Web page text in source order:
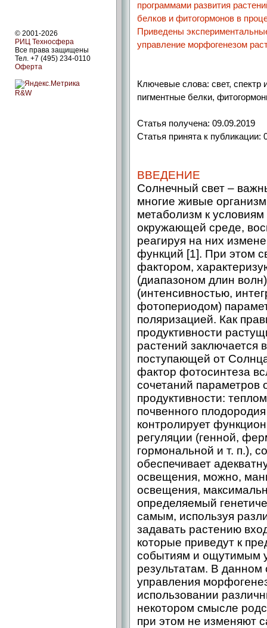
© 2001-2026
РИЦ Техносфера
Все права защищены
Тел. +7 (495) 234-0110
Оферта
R&W
программами развития
белков и фитогормонов в
Приведены
управление морфогенезом
Ключевые слова: свет, спектр
пигментные белки,
Статья получена: 09.09.2019
Статья принята к публикации:
ВВЕДЕНИЕ
Солнечный свет –
многие живые
метаболизм к
окружающей среде,
реагируя на них
функций [1]. При этом
фактором,
(диапазоном длин
(интенсивностью,
фотопериодом)
поляризацией. Как
продуктивности
растений заключается
поступающей от
фактор фотосинтеза
сочетаний параметров
продуктивности:
почвенного
контролирует
регуляции (генной,
гормональной и т. п.),
обеспечивает
освещения, можно,
освещения,
определяемый
самым, используя
задавать растению
которые приведут к
событиям и ощутимым
результатам. В
управления
использовании
некотором смысле
при этом не изменяют